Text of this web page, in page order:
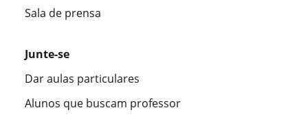
Sala de prensa
Junte-se
Dar aulas particulares
Alunos que buscam professor